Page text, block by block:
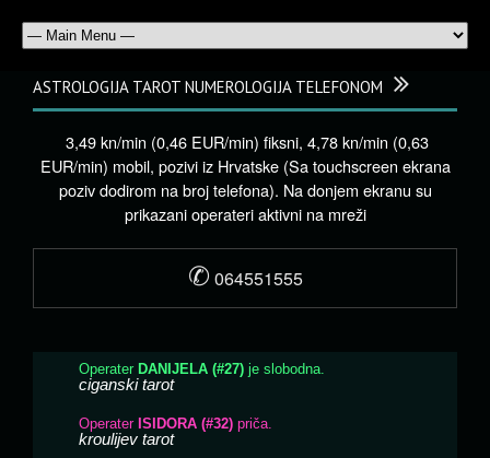
ASTROLOGIJA TAROT NUMEROLOGIJA TELEFONOM
3,49 kn/min (0,46 EUR/min) fiksni, 4,78 kn/min (0,63
EUR/min) mobil, pozivi iz Hrvatske (Sa touchscreen ekrana
poziv dodirom na broj telefona). Na donjem ekranu su
prikazani operateri aktivni na mreži
✆ 064551555